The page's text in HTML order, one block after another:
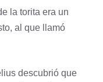
la torita era un
al que llamó
descubrió que